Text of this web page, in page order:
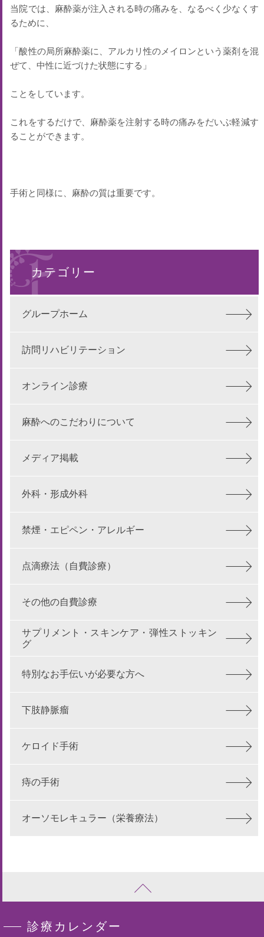
当院では、麻酔薬が注入される時の痛みを、なるべく少なくす
るために、
「酸性の局所麻酔薬に、アルカリ性のメイロンという薬剤を混
ぜて、中性に近づけた状態にする」
ことをしています。
これをするだけで、麻酔薬を注射する時の痛みをだいぶ軽減す
ることができます。
手術と同様に、麻酔の質は重要です。
カテゴリー
グループホーム
訪問リハビリテーション
オンライン診療
麻酔へのこだわりについて
メディア掲載
外科・形成外科
禁煙・エピペン・アレルギー
点滴療法（自費診療）
その他の自費診療
サプリメント・スキンケア・弾性ストッキン
グ
特別なお手伝いが必要な方へ
下肢静脈瘤
ケロイド手術
痔の手術
オーソモレキュラー（栄養療法）
診療カレンダー